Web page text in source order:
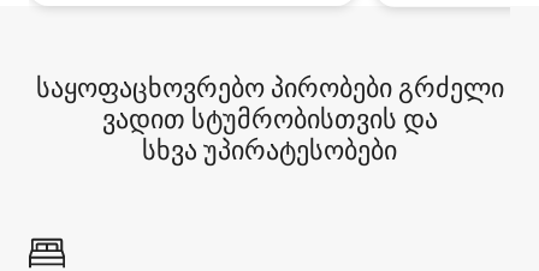
საყოფაცხოვრებო პირობები გრძელი
ვადით სტუმრობისთვის და
სხვა უპირატესობები